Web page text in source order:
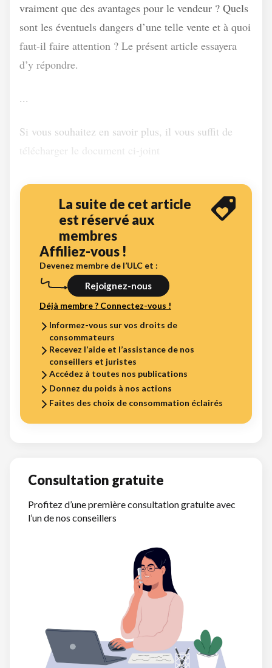
vraiment que des avantages pour le vendeur ? Quels
sont les éventuels dangers d’une telle vente et à quoi
faut-il faire attention ? Le présent article essayera
d’y répondre.
...
Si vous souhaitez en savoir plus, il vous suffit de
télécharger le document ci-joint
La suite de cet article
est réservé aux
membres
Affiliez-vous !
Devenez membre de l’ULC et :
Rejoignez-nous
Déjà membre ? Connectez-vous !
Informez-vous sur vos droits de
consommateurs
Recevez l’aide et l’assistance de nos
conseillers et juristes
Accédez à toutes nos publications
Donnez du poids à nos actions
Faites des choix de consommation éclairés
Consultation gratuite
Profitez d’une première consultation gratuite avec
l’un de nos conseillers